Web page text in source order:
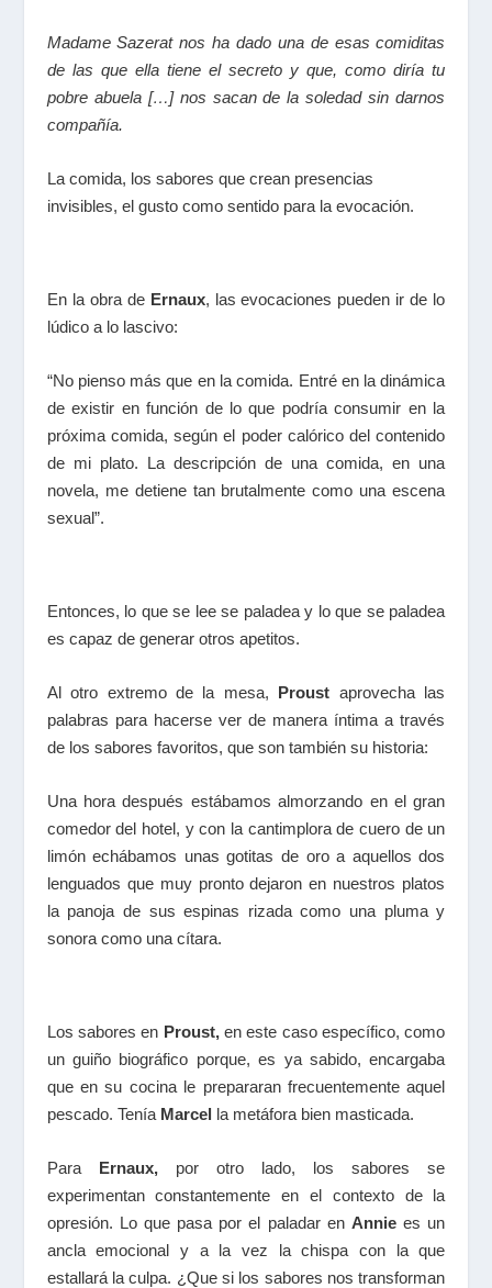
Madame Sazerat nos ha dado una de esas comiditas
de las que ella tiene el secreto y que, como diría tu
pobre abuela […] nos sacan de la soledad sin darnos
compañía.
La comida, los sabores que crean presencias
invisibles, el gusto como sentido para la evocación.
En la obra de Ernaux, las evocaciones pueden ir de lo
lúdico a lo lascivo:
“No pienso más que en la comida. Entré en la dinámica
de existir en función de lo que podría consumir en la
próxima comida, según el poder calórico del contenido
de mi plato. La descripción de una comida, en una
novela, me detiene tan brutalmente como una escena
sexual”.
Entonces, lo que se lee se paladea y lo que se paladea
es capaz de generar otros apetitos.
Al otro extremo de la mesa, Proust aprovecha las
palabras para hacerse ver de manera íntima a través
de los sabores favoritos, que son también su historia:
Una hora después estábamos almorzando en el gran
comedor del hotel, y con la cantimplora de cuero de un
limón echábamos unas gotitas de oro a aquellos dos
lenguados que muy pronto dejaron en nuestros platos
la panoja de sus espinas rizada como una pluma y
sonora como una cítara.
Los sabores en Proust,en este caso específico, como
un guiño biográfico porque, es ya sabido, encargaba
que en su cocina le prepararan frecuentemente aquel
pescado. Tenía Marcel la metáfora bien masticada.
Para Ernaux,por otro lado, los sabores se
experimentan constantemente en el contexto de la
opresión. Lo que pasa por el paladar enAnnie es un
ancla emocional y a la vez la chispa con la que
estallará la culpa. ¿Que si los sabores nos transforman